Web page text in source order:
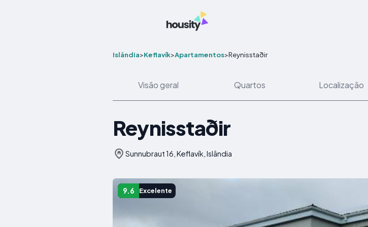
Islândia>Keflavík>Apartamentos>Reynisstaðir
Visão geral Quartos Localização
Reynisstaðir
Sunnubraut 16, Keflavík, Islândia
9.6 Excelente